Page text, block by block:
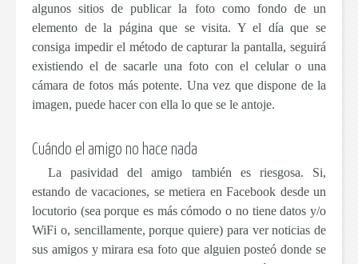
algunos sitios de publicar la foto como fondo de un
elemento de la página que se visita. Y el día que se
consiga impedir el método de capturar la pantalla, seguirá
existiendo el de sacarle una foto con el celular o una
cámara de fotos más potente. Una vez que dispone de la
imagen, puede hacer con ella lo que se le antoje.
Cuándo el amigo no hace nada
La pasividad del amigo también es riesgosa. Si,
estando de vacaciones, se metiera en Facebook desde un
locutorio (sea porque es más cómodo o no tiene datos y/o
WiFi o, sencillamente, porque quiere) para ver noticias de
sus amigos y mirara esa foto que alguien posteó donde se